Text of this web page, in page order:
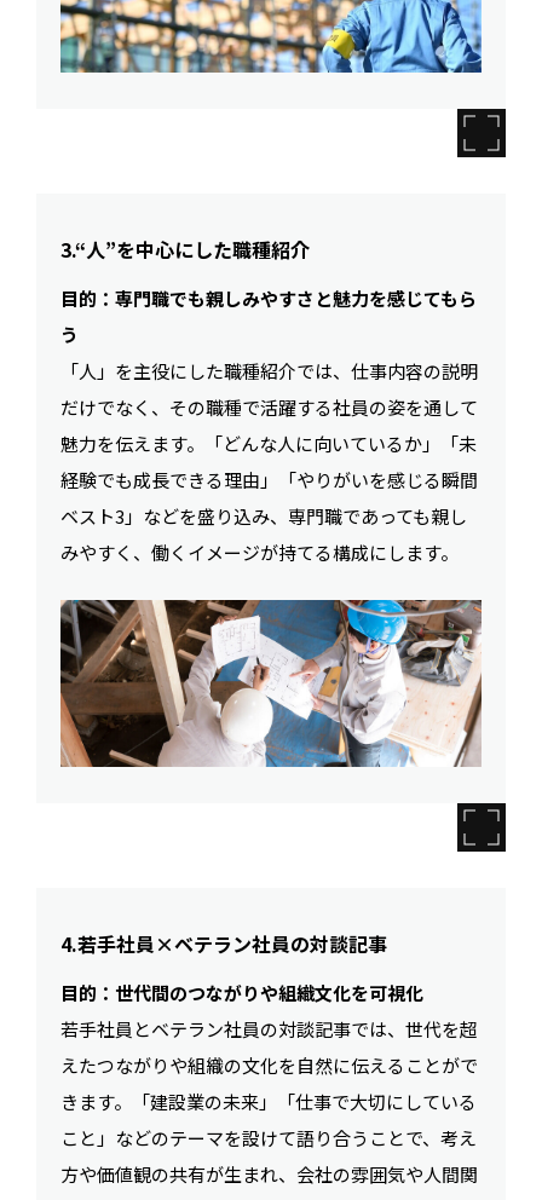
3.“人”を中心にした職種紹介
目的：専門職でも親しみやすさと魅力を感じてもら
う
「人」を主役にした職種紹介では、仕事内容の説明
だけでなく、その職種で活躍する社員の姿を通して
魅力を伝えます。「どんな人に向いているか」「未
経験でも成長できる理由」「やりがいを感じる瞬間
ベスト3」などを盛り込み、専門職であっても親し
みやすく、働くイメージが持てる構成にします。
4.若手社員×ベテラン社員の対談記事
目的：世代間のつながりや組織文化を可視化
若手社員とベテラン社員の対談記事では、世代を超
えたつながりや組織の文化を自然に伝えることがで
きます。「建設業の未来」「仕事で大切にしている
こと」などのテーマを設けて語り合うことで、考え
方や価値観の共有が生まれ、会社の雰囲気や人間関